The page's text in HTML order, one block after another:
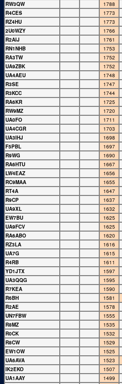
RW3QW
1788
R4CES
1773
RZ4HU
1773
2U0WZY
1766
R2AIJ
1761
RN1NHB
1753
RA3TW
1752
UA9ZBK
1752
UA4AEU
1748
R3SE
1747
R3KCC
1744
RA6KR
1725
RW9MZ
1720
UA0FO
1711
UA4CGR
1703
UA3IHJ
1698
F5PBL
1697
R9WG
1690
RA6HTU
1667
LW4EAZ
1656
RC9MAA
1655
RT4A
1647
R9CP
1637
UA9XL
1632
EW7BU
1625
UA9FCV
1625
RA6ABO
1620
RZ3LA
1616
UA7G
1615
R4RB
1611
YD1JTX
1597
UA3QQG
1595
R7KEA
1590
R6BH
1581
R2AE
1578
UN7FBW
1555
R8MZ
1535
R0CK
1532
R8CW
1529
EW1OW
1525
UA6AVA
1523
IK2EKO
1507
UA1AAY
1499